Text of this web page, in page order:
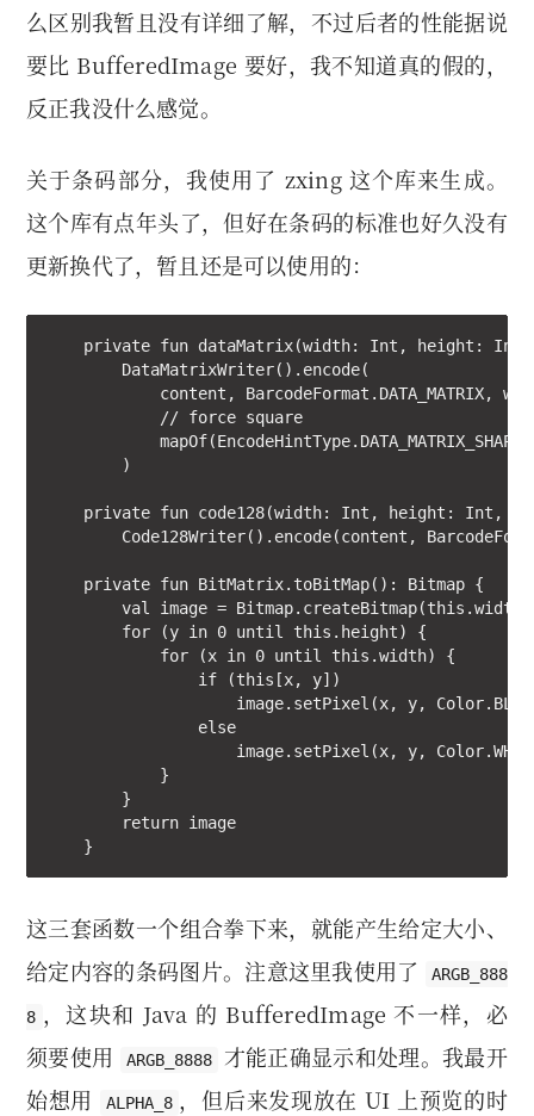
么区别我暂且没有详细了解，不过后者的性能据说
要比 BufferedImage 要好，我不知道真的假的，
反正我没什么感觉。
关于条码部分，我使用了 zxing 这个库来生成。
这个库有点年头了，但好在条码的标准也好久没有
更新换代了，暂且还是可以使用的：
private fun dataMatrix(width: Int, height:
        DataMatrixWriter().encode(
content, BarcodeFormat.DATA_MATRIX,
            // force square
mapOf(EncodeHintType.DATA_MATRIX_SHAPE
        )
private fun code128(width: Int, height: Int,
Code128Writer().encode(content,
    private fun BitMatrix.toBitMap(): Bitmap {
val image =
        for (y in 0 until this.height) {
            for (x in 0 until this.width) {
                if (this[x, y])
image.setPixel(x, y,
                else
image.setPixel(x, y,
            }
        }
        return image
    }
这三套函数一个组合拳下来，就能产生给定大小、
给定内容的条码图片。注意这里我使用了
ARGB_888
8 ，这块和 Java 的 BufferedImage 不一样，必
须要使用
ARGB_8888
才能正确显示和处理。我最开
始想用
ALPHA_8 ，但后来发现放在 UI 上预览的时